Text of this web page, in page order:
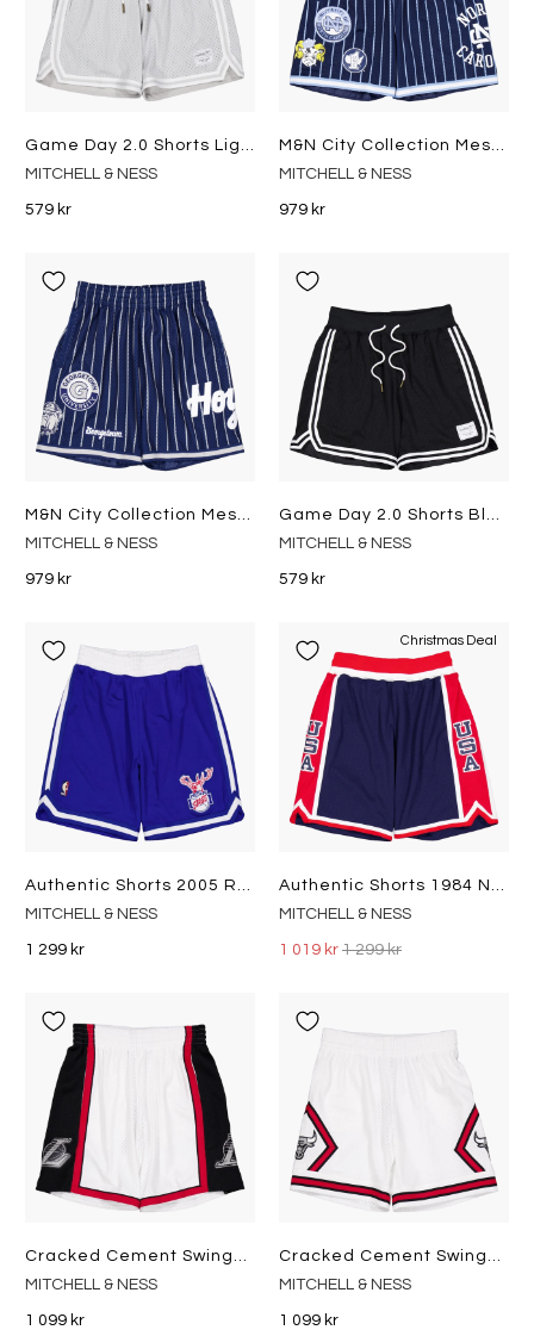
MITCHELL & NESS
579 kr
MITCHELL & NESS
979 kr
M&n City Collection Mesh Short Navy
MITCHELL & NESS
979 kr
Game Day 2.0 Shorts Black/white
MITCHELL & NESS
579 kr
Authentic Shorts 2005 Royal
MITCHELL & NESS
1 299 kr
Christmas Deal
Authentic Shorts 1984 Navy
MITCHELL & NESS
1 019 kr 1 299 kr
Cracked Cement Swingman Shorts White
MITCHELL & NESS
1 099 kr
Cracked Cement Swingman Short White
MITCHELL & NESS
1 099 kr